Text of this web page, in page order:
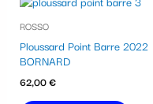
ROSSO
Ploussard Point Barre 2022
BORNARD
62,00€